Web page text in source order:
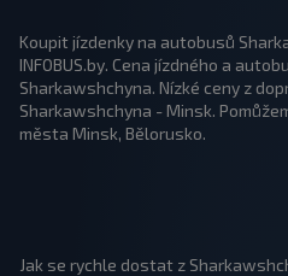
Koupit jízdenky na autobusů
INFOBUS.by. Cena jízdného a
Sharkawshchyna. Nízké ceny z
Sharkawshchyna - Minsk.
města Minsk, Bělorusko.
Jak se rychle dostat z